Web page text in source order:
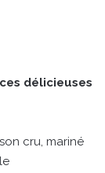
délicieuses
cru, mariné